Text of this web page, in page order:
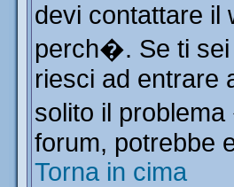
devi contattare il
perch�. Se ti sei
riesci ad entrare
solito il
forum, potrebbe
Torna in cima